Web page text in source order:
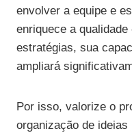
envolver a equipe e
enriquece a
estratégias, sua
ampliará
Por isso, valorize o
organização de